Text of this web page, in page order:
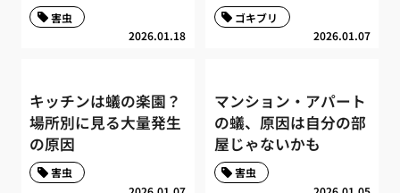
2026.01.18
害虫
2026.01.07
ゴキブリ
キッチンは蟻の楽園？
場所別に見る大量発生
の原因
害虫
マンション・アパート
の蟻、原因は自分の部
屋じゃないかも
害虫